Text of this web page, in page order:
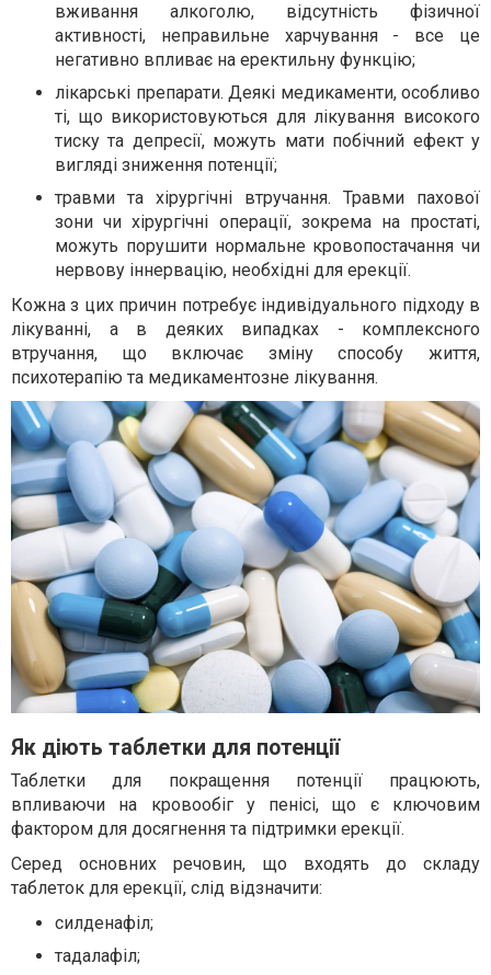
вживання алкоголю, відсутність фізичної
активності, неправильне харчування - все це
негативно впливає на еректильну функцію;
лікарські препарати. Деякі медикаменти, особливо
ті, що використовуються для лікування високого
тиску та депресії, можуть мати побічний ефект у
вигляді зниження потенції;
травми та хірургічні втручання. Травми пахової
зони чи хірургічні операції, зокрема на простаті,
можуть порушити нормальне кровопостачання чи
нервову іннервацію, необхідні для ерекції.
Кожна з цих причин потребує індивідуального підходу в
лікуванні, а в деяких випадках - комплексного
втручання, що включає зміну способу життя,
психотерапію та медикаментозне лікування.
Як діють таблетки для потенції
Таблетки для покращення потенції працюють,
впливаючи на кровообіг у пенісі, що є ключовим
фактором для досягнення та підтримки ерекції.
Серед основних речовин, що входять до складу
таблеток для ерекції, слід відзначити:
силденафіл;
тадалафіл;